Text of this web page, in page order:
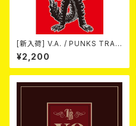
[新入荷] V.A. / PUNKS TRAV
EL GUIDE SHIZUOKA (CD)
¥2,200